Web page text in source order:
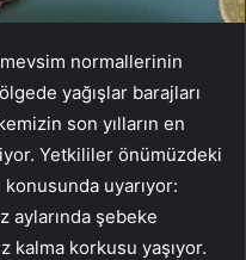
mevsim normallerinin
yağışlar barajları
son yılların en
Yetkililer önümüzdeki
uyarıyor:
aylarında şebeke
kalma korkusu yaşıyor.